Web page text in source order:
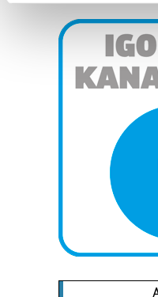
and set your preferences
Guk eta gure
prozesatzen ditugu,
teknologia erabiliz,
pertsonalizatuak
neurtzeko, jendeari
produktuak garatzeko.
erabiltzen dituen hauta
Bazkide batzuek ez
interes komertzial
bazkideen zerrenda,
duten interes legitimoa